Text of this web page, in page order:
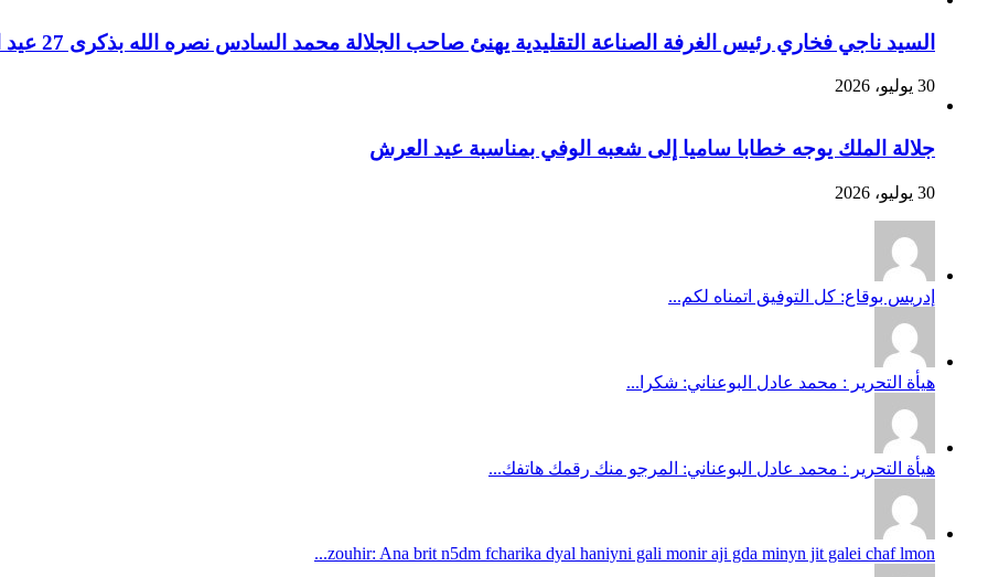
السيد ناجي فخاري رئيس الغرفة الصناعة التقليدية يهنئ صاحب الجلالة محمد السادس نصره الله بذكرى 27 عيد العرش المجيد
30 يوليو، 2026
جلالة الملك يوجه خطابا ساميا إلى شعبه الوفي بمناسبة عيد العرش
30 يوليو، 2026
إدريس بوقاع: كل التوفيق اتمناه لكم...
هيأة التحرير : محمد عادل البوعناني: شكرا...
هيأة التحرير : محمد عادل البوعناني: المرجو منك رقمك هاتفك...
zouhir: Ana brit n5dm fcharika dyal haniyni gali monir aji gda minyn jit galei chaf lmon...